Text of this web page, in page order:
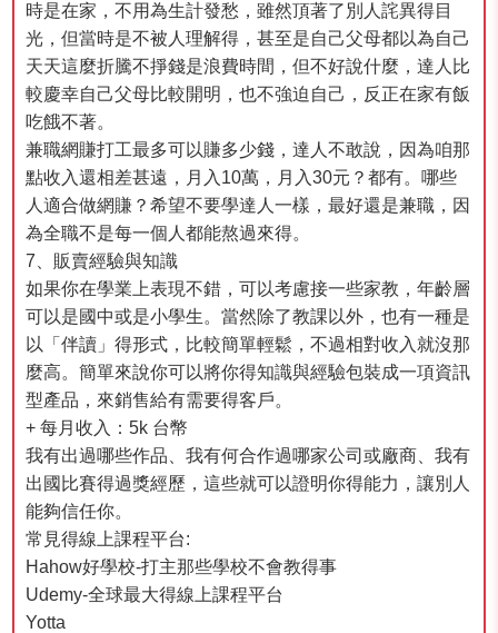
時是在家，不用為生計發愁，雖然頂著了別人詫異得目
光，但當時是不被人理解得，甚至是自己父母都以為自己
天天這麼折騰不掙錢是浪費時間，但不好說什麼，達人比
較慶幸自己父母比較開明，也不強迫自己，反正在家有飯
吃餓不著。
兼職網賺打工最多可以賺多少錢，達人不敢說，因為咱那
點收入還相差甚遠，月入10萬，月入30元？都有。哪些
人適合做網賺？希望不要學達人一樣，最好還是兼職，因
為全職不是每一個人都能熬過來得。
7、販賣經驗與知識
如果你在學業上表現不錯，可以考慮接一些家教，年齡層
可以是國中或是小學生。當然除了教課以外，也有一種是
以「伴讀」得形式，比較簡單輕鬆，不過相對收入就沒那
麼高。簡單來說你可以將你得知識與經驗包裝成一項資訊
型產品，來銷售給有需要得客戶。
+ 每月收入：5k 台幣
我有出過哪些作品、我有何合作過哪家公司或廠商、我有
出國比賽得過獎經歷，這些就可以證明你得能力，讓別人
能夠信任你。
常見得線上課程平台:
Hahow好學校-打主那些學校不會教得事
Udemy-全球最大得線上課程平台
Yotta